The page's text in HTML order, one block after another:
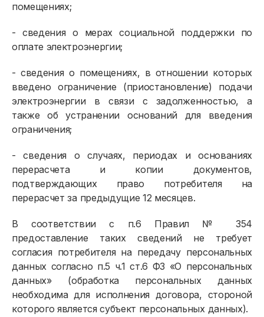
помещениях;
- сведения о мерах социальной поддержки по
оплате электроэнергии;
- сведения о помещениях, в отношении которых
введено ограничение (приостановление) подачи
электроэнергии в связи с задолженностью, а
также об устранении оснований для введения
ограничения;
- сведения о случаях, периодах и основаниях
перерасчета и копии документов,
подтверждающих право потребителя на
перерасчет за предыдущие 12 месяцев.
В соответствии с п.6 Правил № 354
предоставление таких сведений не требует
согласия потребителя на передачу персональных
данных согласно п.5 ч.1 ст.6 ФЗ «О персональных
данных» (обработка персональных данных
необходима для исполнения договора, стороной
которого является субъект персональных данных).